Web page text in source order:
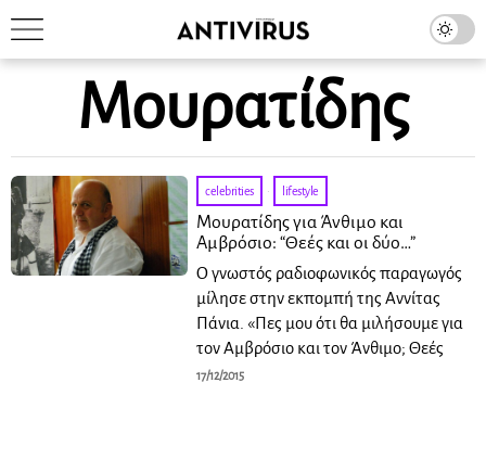
Μουρατίδης
celebrities · lifestyle
Μουρατίδης για Άνθιμο και
Αμβρόσιο: “Θεές και οι δύο…”
Ο γνωστός ραδιοφωνικός παραγωγός
μίλησε στην εκπομπή της Αννίτας
Πάνια. «Πες μου ότι θα μιλήσουμε για
τον Αμβρόσιο και τον Άνθιμο; Θεές
17/12/2015